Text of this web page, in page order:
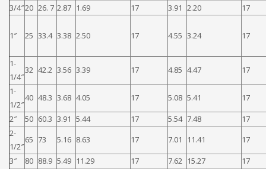
3/4″20 26. 7 2.87 1.69 17 3.91 2.20 17
1″ 25 33.4 3.38 2.50 17 4.55 3.24 17
1-
1/4″
32 42.2 3.56 3.39 17 4.85 4.47
17
1-
1/2″
40 48.3 3.68 4.05 17 5.08 5.41
17
2″
50 60.3 3.91 5.44 17 5.54 7.48
17
2-
1/2″
65 73 5.16 8.63 17 7.01 11.41
17
3″
80 88.9 5.49 11.29 17 7.62 15.27
17